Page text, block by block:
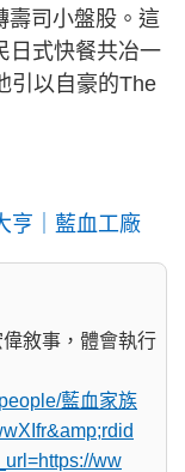
壽司小盤股。這
日式快餐共冶一
引以自豪的The
亨｜藍血工廠
敘事，體會執行
藍血家族
ww